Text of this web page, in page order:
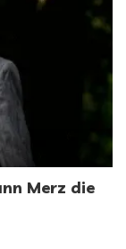
Merz die